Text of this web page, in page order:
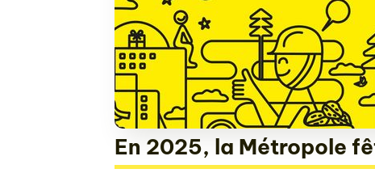
En 2025, la Métropole